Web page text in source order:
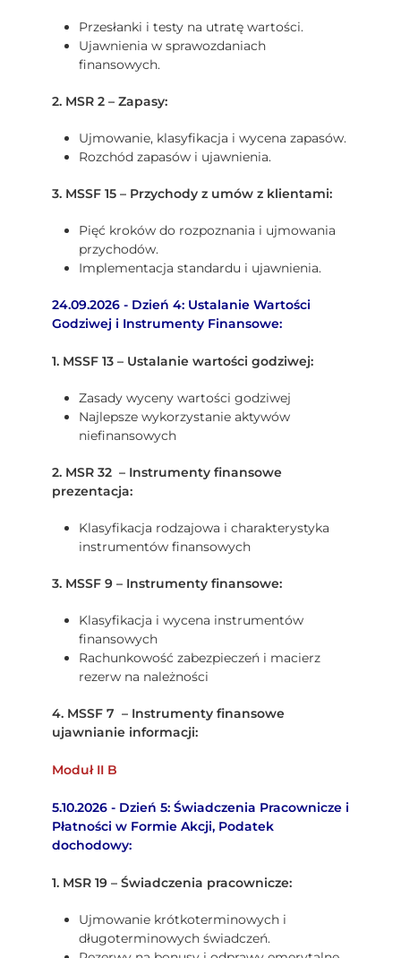
Przesłanki i testy na utratę wartości.
Ujawnienia w sprawozdaniach
finansowych.
2. MSR 2 – Zapasy:
Ujmowanie, klasyfikacja i wycena zapasów.
Rozchód zapasów i ujawnienia.
3. MSSF 15 – Przychody z umów z klientami:
Pięć kroków do rozpoznania i ujmowania
przychodów.
Implementacja standardu i ujawnienia.
24.09.2026 - Dzień 4: Ustalanie Wartości
Godziwej i Instrumenty Finansowe:
1. MSSF 13 – Ustalanie wartości godziwej:
Zasady wyceny wartości godziwej
Najlepsze wykorzystanie aktywów
niefinansowych
2. MSR 32 – Instrumenty finansowe
prezentacja:
Klasyfikacja rodzajowa i charakterystyka
instrumentów finansowych
3. MSSF 9 – Instrumenty finansowe:
Klasyfikacja i wycena instrumentów
finansowych
Rachunkowość zabezpieczeń i macierz
rezerw na należności
4. MSSF 7 – Instrumenty finansowe
ujawnianie informacji:
Moduł II B
5.10.2026 - Dzień 5: Świadczenia Pracownicze i
Płatności w Formie Akcji, Podatek
dochodowy:
1. MSR 19 – Świadczenia pracownicze:
Ujmowanie krótkoterminowych i
długoterminowych świadczeń.